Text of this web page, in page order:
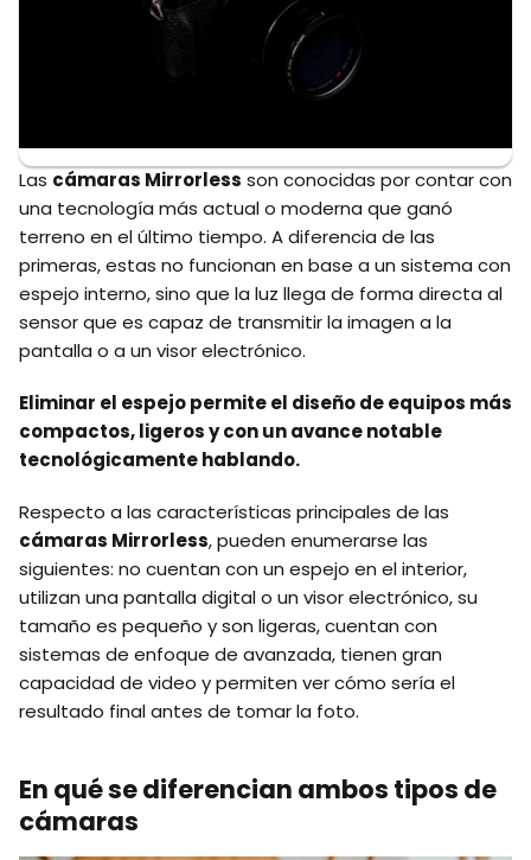
Las cámaras Mirrorless son conocidas por contar con
una tecnología más actual o moderna que ganó
terreno en el último tiempo. A diferencia de las
primeras, estas no funcionan en base a un sistema con
espejo interno, sino que la luz llega de forma directa al
sensor que es capaz de transmitir la imagen a la
pantalla o a un visor electrónico.
Eliminar el espejo permite el diseño de equipos más
compactos, ligeros y con un avance notable
tecnológicamente hablando.
Respecto a las características principales de las
cámaras Mirrorless, pueden enumerarse las
siguientes: no cuentan con un espejo en el interior,
utilizan una pantalla digital o un visor electrónico, su
tamaño es pequeño y son ligeras, cuentan con
sistemas de enfoque de avanzada, tienen gran
capacidad de video y permiten ver cómo sería el
resultado final antes de tomar la foto.
En qué se diferencian ambos tipos de
cámaras